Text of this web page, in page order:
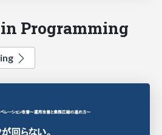
Programming